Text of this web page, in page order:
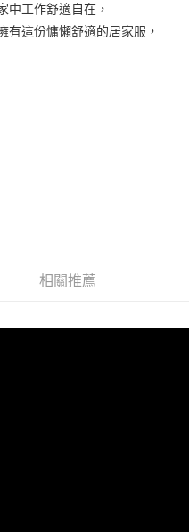
（以下簡稱本公司）所提供，讓
務，並由商店將買賣／分期付款
大哥大進項蒐集、處理及利用，
確認、核對及更正。
訊中的連結，可透過四大超商／
方視為交易完成。
，但若您需要取消訂單，請聯絡
仍視為有效，需透過AFTEE先享
之結帳頁面顯示為準，若有關於
疑問，請聯繫「AFTEE先享後付
support/home
，並將交易相關給付款項請求債
別帳號之用戶狀況，依本公司即
費
中工作舒適自在，
有這份慵懶舒適的居家服，
相關推薦